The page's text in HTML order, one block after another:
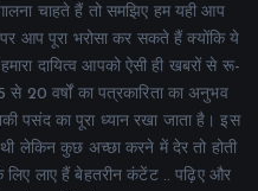
चाहते हैं तो समझिए हम यही आप
आप पूरा भरोसा कर सकते हैं क्योंकि ये
दायित्व आपको ऐसी ही खबरों से रू-
20 वर्षों का पत्रकारिता का अनुभव
पसंद का पूरा ध्यान रखा जाता है। इस
लेकिन कुछ अच्छा करने में देर तो होती
लाए हैं बेहतरीन कंटेंट .. पढ़िए और